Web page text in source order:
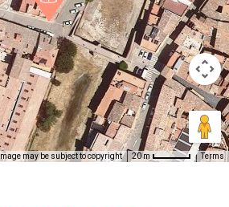
Image may be subject to copyright 20 m Terms